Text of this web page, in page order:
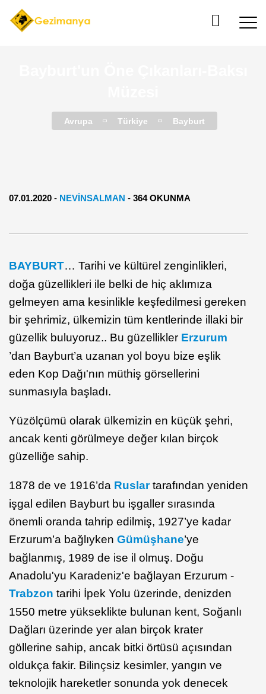
Avrupa Türkiye Bayburt
07.01.2020 - NEVINSALMAN - 364 OKUNMA
BAYBURT… Tarihi ve kültürel zenginlikleri,
doğa güzellikleri ile belki de hiç aklımıza
gelmeyen ama kesinlikle keşfedilmesi gereken
bir şehrimiz, ülkemizin tüm kentlerinde illaki bir
güzellik buluyoruz.. Bu güzellikler Erzurum
’dan Bayburt’a uzanan yol boyu bize eşlik
eden Kop Dağı'nın müthiş görsellerini
sunmasıyla başladı.
Yüzölçümü olarak ülkemizin en küçük şehri,
ancak kenti görülmeye değer kılan birçok
güzelliğe sahip.
1878 de ve 1916’da Ruslartarafından yeniden
işgal edilen Bayburt bu işgaller sırasında
önemli oranda tahrip edilmiş, 1927’ye kadar
Erzurum’a bağlıyken Gümüşhane’ye
bağlanmış, 1989 de ise il olmuş. Doğu
Anadolu'yu Karadeniz'e bağlayan Erzurum -
Trabzon tarihi İpek Yolu üzerinde, denizden
1550 metre yükseklikte bulunan kent, Soğanlı
Dağları üzerinde yer alan birçok krater
göllerine sahip, ancak bitki örtüsü açısından
oldukça fakir. Bilinçsiz kesimler, yangın ve
teknolojik hareketler sonunda yok denecek